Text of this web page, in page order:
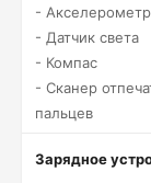
- Акселерометр
- Датчик света
- Компас
- Сканер
пальцев
Зарядное